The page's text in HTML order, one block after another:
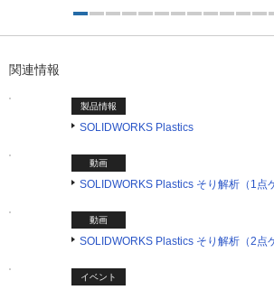
関連情報
製品情報
SOLIDWORKS Plastics
動画
SOLIDWORKS Plastics そり解析（1点
動画
SOLIDWORKS Plastics そり解析（2点
イベント